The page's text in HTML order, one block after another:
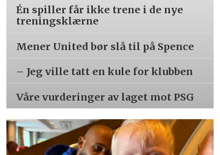
Én spiller får ikke trene i de nye
treningsklærne
Mener United bør slå til på Spence
– Jeg ville tatt en kule for klubben
Våre vurderinger av laget mot PSG